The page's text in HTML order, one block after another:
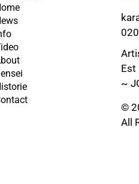
Est
~
©
All